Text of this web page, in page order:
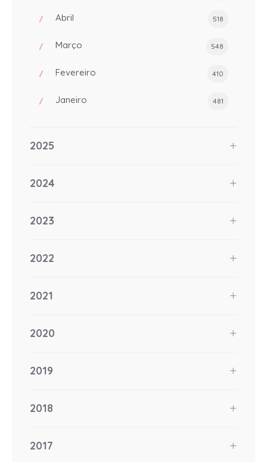
Abril 518
Março 548
Fevereiro 410
Janeiro 481
2025
2024
2023
2022
2021
2020
2019
2018
2017